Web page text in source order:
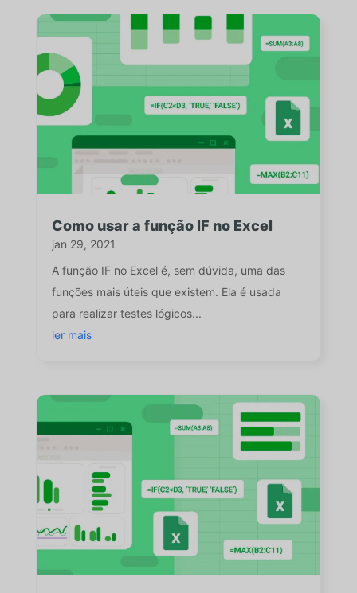
Como usar a função IF no Excel
jan 29, 2021
A função IF no Excel é, sem dúvida, uma das
funções mais úteis que existem. Ela é usada
para realizar testes lógicos...
ler mais